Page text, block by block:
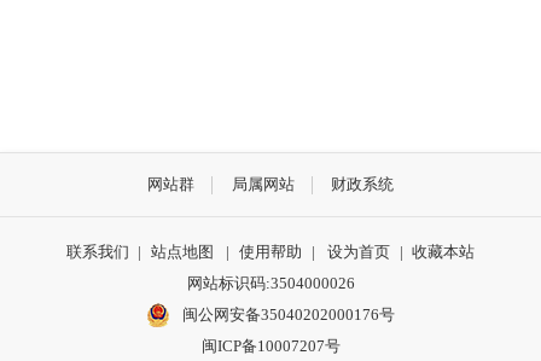
网站群 局属网站 财政系统
联系我们 | 站点地图 | 使用帮助 | 设为首页 | 收藏本站
网站标识码:3504000026
闽公网安备35040202000176号
闽ICP备10007207号